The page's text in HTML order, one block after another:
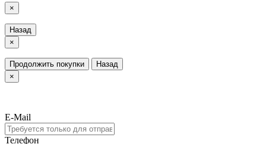
×
Назад
×
Продолжить покупки
Назад
×
E-Mail
Телефон